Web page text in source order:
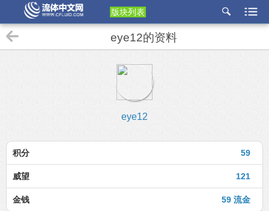
版块列表
etu
eye12的资料
eye12
59
积分
121
威望
59 流金
金钱